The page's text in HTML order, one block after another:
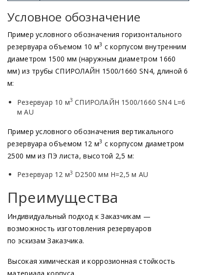
Условное обозначение
Пример условного обозначения горизонтального
резервуара объемом 10 м3 с корпусом внутренним
диаметром 1500 мм (наружным диаметром 1660
мм) из трубы СПИРОЛАЙН 1500/1660 SN4, длиной 6
м:
Резервуар 10 м3 СПИРОЛАЙН 1500/1660 SN4 L=6
м AU
Пример условного обозначения вертикального
резервуара объемом 12 м3 с корпусом диаметром
2500 мм из ПЭ листа, высотой 2,5 м:
Резервуар 12 м3 D2500 мм Н=2,5 м AU
Преимущества
Индивидуальный подход к Заказчикам —
возможность изготовления резервуаров
по эскизам Заказчика.
Высокая химическая и коррозионная стойкость